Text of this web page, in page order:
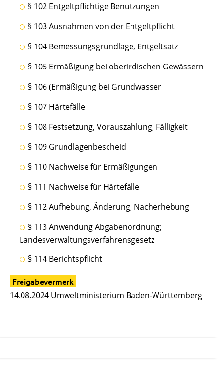
§ 102 Entgeltpflichtige Benutzungen
§ 103 Ausnahmen von der Entgeltpflicht
§ 104 Bemessungsgrundlage, Entgeltsatz
§ 105 Ermäßigung bei oberirdischen Gewässern
§ 106 (Ermäßigung bei Grundwasser
§ 107 Härtefälle
§ 108 Festsetzung, Vorauszahlung, Fälligkeit
§ 109 Grundlagenbescheid
§ 110 Nachweise für Ermäßigungen
§ 111 Nachweise für Härtefälle
§ 112 Aufhebung, Änderung, Nacherhebung
§ 113 Anwendung Abgabenordnung;
Landesverwaltungsverfahrensgesetz
§ 114 Berichtspflicht
Freigabevermerk
14.08.2024 Umweltministerium Baden-Württemberg